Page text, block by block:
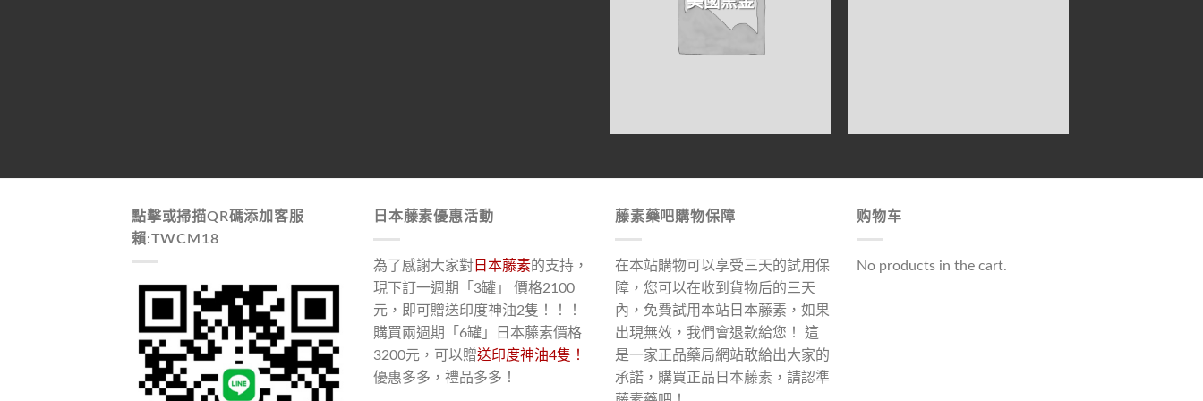
點擊或掃描QR碼添加客服
賴:TWCM18
日本藤素優惠活動
為了感謝大家對 日本藤素的支持，
現下訂一週期「3罐」 價格2100
元，即可贈送印度神油2隻！！！
購買兩週期「6罐」日本藤素價格
3200元，可以贈送印度神油4隻！
優惠多多，禮品多多！
藤素藥吧購物保障
在本站購物可以享受三天的試用保
障，您可以在收到貨物后的三天
內，免費試用本站日本藤素，如果
出現無效，我們會退款給您！ 這
是一家正品藥局網站敢給出大家的
承諾，購買正品日本藤素，請認準
购物车
No products in the cart.